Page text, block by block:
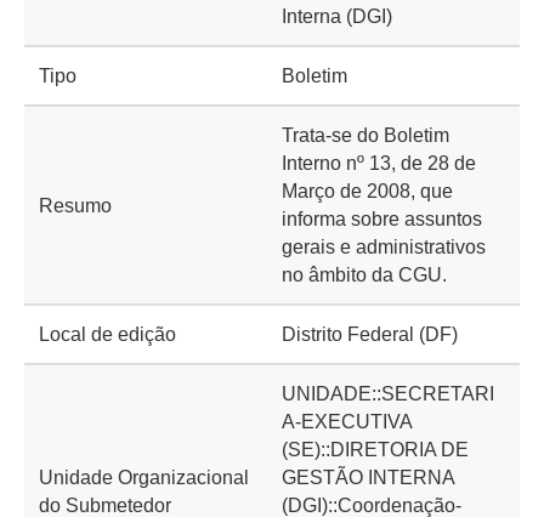
Interna (DGI)
Tipo Boletim
Resumo
Trata-se do Boletim
Interno nº 13, de 28 de
Março de 2008, que
informa sobre assuntos
gerais e administrativos
no âmbito da CGU.
Local de edição Distrito Federal (DF)
Unidade Organizacional
do Submetedor
UNIDADE::SECRETARI
A-EXECUTIVA
(SE)::DIRETORIA DE
GESTÃO INTERNA
(DGI)::Coordenação-